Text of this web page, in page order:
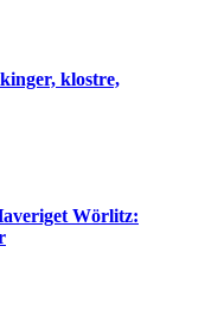
klostre,
Wörlitz: